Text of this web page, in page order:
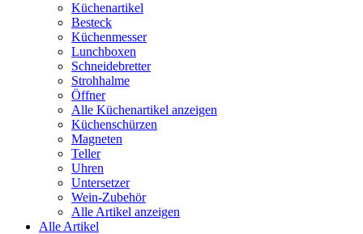
Küchenartikel
Besteck
Küchenmesser
Lunchboxen
Schneidebretter
Strohhalme
Öffner
Alle Küchenartikel anzeigen
Küchenschürzen
Magneten
Teller
Uhren
Untersetzer
Wein-Zubehör
Alle Artikel anzeigen
Alle Artikel